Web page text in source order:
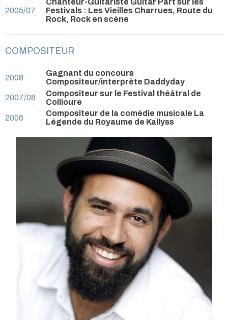
2005/07
Chanteur-Guitariste Guitar Part sur les
Festivals : Les Vieilles Charrues, Route du
Rock, Rock en scène
COMPOSITEUR
2008
Gagnant du concours
Compositeur/interprète Daddyday
2007/08
Compositeur sur le Festival théâtral de
Collioure
2006
Compositeur de la comédie musicale La
Légende du Royaume de Kallyss